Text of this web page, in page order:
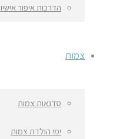
הדרכות איפור
צמות
סדנאות צמות
ימי הולדת צמות